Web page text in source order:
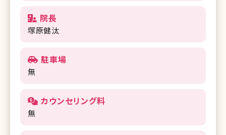
院長
塚原健汰
駐車場
無
カウンセリング料
無